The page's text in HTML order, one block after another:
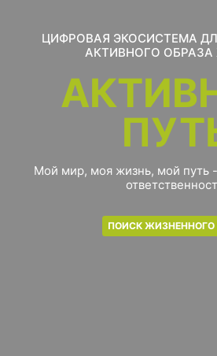
ЦИФРОВАЯ ЭКОСИСТЕМА
АКТИВНОГО
Мой мир, моя жизнь, мой путь
ПОИСК ЖИЗНЕННОГО